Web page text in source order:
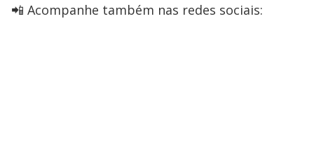
📲 Acompanhe também nas redes sociais: